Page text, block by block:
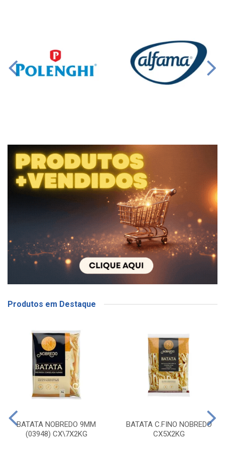
Produtos em Destaque
BATATA NOBREDO 9MM
(03948) CX\7X2KG
BATATA C.FINO NOBREDO
CX5X2KG